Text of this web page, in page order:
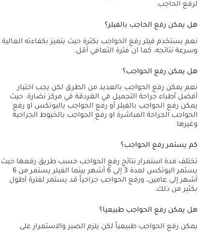
لرفع الحاجب.
هل يمكن رفع الحاجب بالفيلر؟
نعم يستخدم فيلر رفع الحواجب بكثرة حيث يتميز بكفاءته العالية
وسرعة نتائجه، كما ان فترة التعافي أقل.
هل يمكن رفع الحواجب؟
نعم يمكن رفع الحواجب بالعديد من الطرق لكن يجب اختيار
أفضل أطباء جراحة التجميل في الغردقة في مركز نضارة. حيث
يمكن رفع الحواجب بالفيلر أو رفع الحواجب بالبوتكس او رفع
الحواجب الجراحة المباشرة او رفع الحواجب بالخيوط الجراحية
وغيرها.
كم يستمر رفع الحواجب؟
تختلف مدة استمرار نتائج رفع الحواجب حسب طريق رفعها حيث
يستمر البوتكس لمدة 3 إلى 6 أشهر بينما الفيلر يستمر من 6
أشهر إلى عامين، ورفع الحواجب جراحياً قد يستمر لفترة أطول
بكثير من ذلك.
هل يمكن رفع الحواجب طبيعيا؟
يمكن رفع الحواجب طبيعياً لكن يلزم الصبر والاستمرار على